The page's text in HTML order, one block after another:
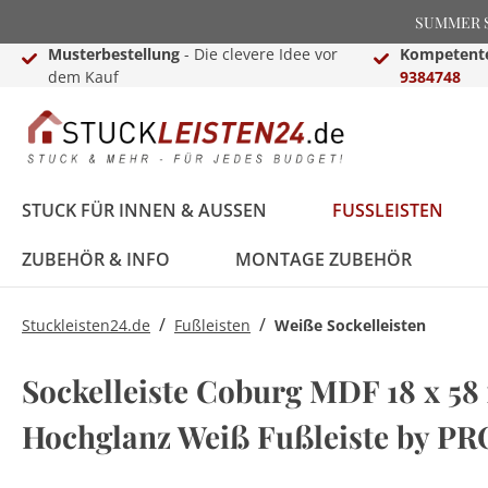
SUMMER
Musterbestellung - Die clevere Idee vor
dem Kauf
9384748
STUCK FÜR INNEN & AUSSEN FUSSLEISTEN
ZUBEHÖR & INFO MONTAGE ZUBEHÖR
Deckenleisten
Stuckleisten aus
Styropor
Stuckleisten für die
Decke
Stuckleisten24
Treppenkantenschutz
Treppenkanten & -
winkel
Parkettprofile
& Decke
LED Komplettsets LED Beleuchtung
& Außen
Deko Buchstaben
Videokanal
FAQ - Häufig gestellte
Stuckleisten24.de / Fußleisten / Weiße Sockelleisten
Sockelleiste Coburg MDF 18 x
Hochglanz Weiß Fußleiste by